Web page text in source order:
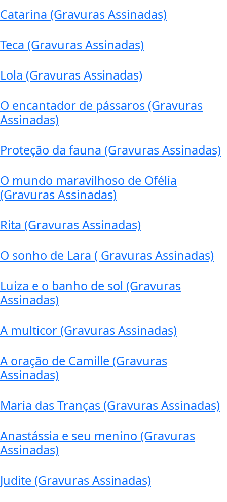
Catarina (Gravuras Assinadas)
Teca (Gravuras Assinadas)
Lola (Gravuras Assinadas)
O encantador de pássaros (Gravuras
Assinadas)
Proteção da fauna (Gravuras Assinadas)
O mundo maravilhoso de Ofélia
(Gravuras Assinadas)
Rita (Gravuras Assinadas)
O sonho de Lara ( Gravuras Assinadas)
Luiza e o banho de sol (Gravuras
Assinadas)
A multicor (Gravuras Assinadas)
A oração de Camille (Gravuras
Assinadas)
Maria das Tranças (Gravuras Assinadas)
Anastássia e seu menino (Gravuras
Assinadas)
Judite (Gravuras Assinadas)